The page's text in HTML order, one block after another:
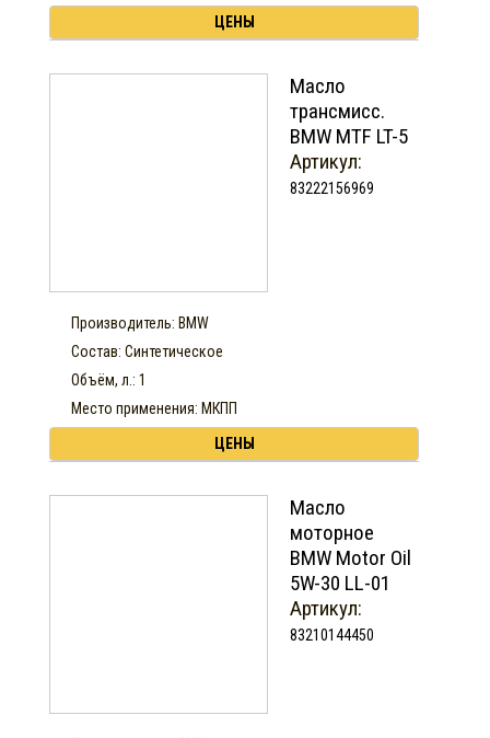
ЦЕНЫ
Масло
трансмисс.
BMW MTF LT-5
Артикул:
83222156969
Производитель: BMW
Состав: Синтетическое
Объём, л.: 1
Место применения: МКПП
ЦЕНЫ
Масло
моторное
BMW Motor Oil
5W-30 LL-01
Артикул:
83210144450